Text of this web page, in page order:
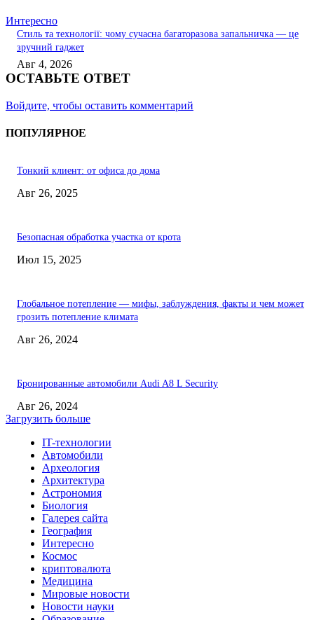
Интересно
Стиль та технології: чому сучасна багаторазова запальничка — це
зручний гаджет
Авг 4, 2026
ОСТАВЬТЕ ОТВЕТ
Войдите, чтобы оставить комментарий
ПОПУЛЯРНОЕ
Тонкий клиент: от офиса до дома
Авг 26, 2025
Безопасная обработка участка от крота
Июл 15, 2025
Глобальное потепление — мифы, заблуждения, факты и чем может
грозить потепление климата
Авг 26, 2024
Бронированные автомобили Audi A8 L Security
Авг 26, 2024
Загрузить больше
IT-технологии
Автомобили
Археология
Архитектура
Астрономия
Биология
Галерея сайта
География
Интересно
Космос
криптовалюта
Медицина
Мировые новости
Новости науки